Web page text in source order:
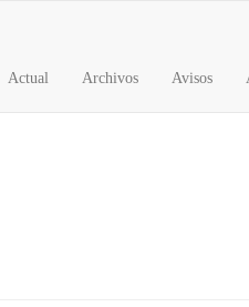
Actual Archivos Avisos